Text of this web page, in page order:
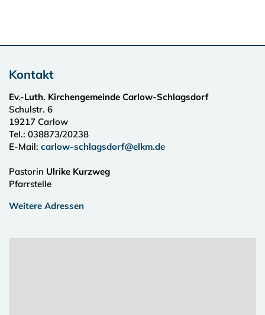
Kontakt
Ev.-Luth. Kirchengemeinde Carlow-Schlagsdorf
Schulstr. 6
19217 Carlow
Tel.: 038873/20238
E-Mail: carlow-schlagsdorf@elkm.de
Pastorin Ulrike Kurzweg
Pfarrstelle
Weitere Adressen